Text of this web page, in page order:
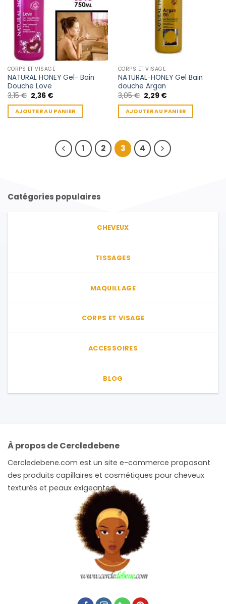
CORPS ET VISAGE
NATURAL HONEY Gel- Bain
Douche Love
3,15€ Le
prix
initial
était :
3,15 €.
2,36 €Le
actuel
est :
2,36 €.
AJOUTER AU PANIER
CORPS ET VISAGE
NATURAL-HONEY Gel Bain
douche Argan
3,05€ Le
prix
initial
était :
3,05 €.
2,29 €Le
actuel
est :
2,29 €.
AJOUTER AU PANIER
1 2 3 4
Catégories populaires
CHEVEUX
TISSAGES
MAQUILLAGE
CORPS ET VISAGE
ACCESSOIRES
BLOG
À propos de Cercledebene
Cercledebene.com est un site e-commerce proposant
des produits capillaires et cosmétiques pour cheveux
texturés et peaux exigeantes.